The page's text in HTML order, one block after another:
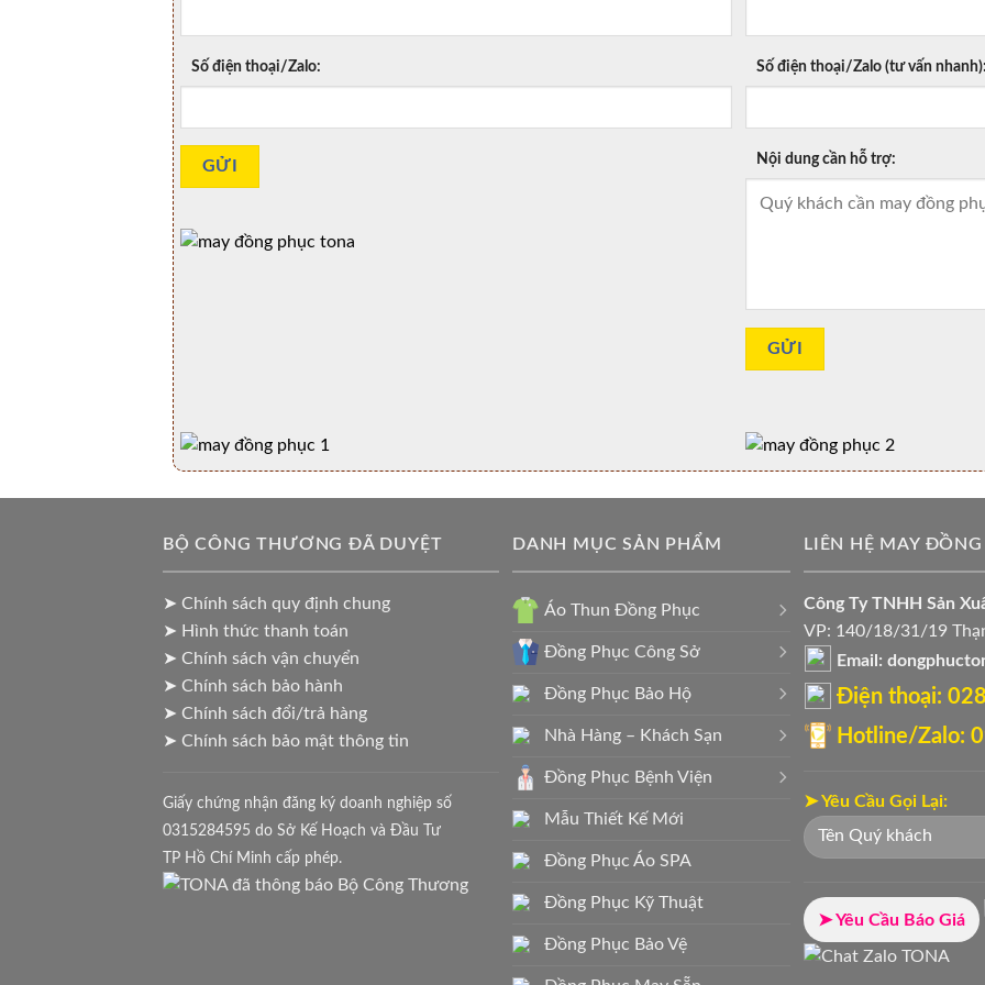
Số điện thoại/Zalo: Số điện thoại/Zalo (tư vấn
Nội dung cần hỗ trợ:
BỘ CÔNG THƯƠNG ĐÃ DUYỆT
➤ Chính sách quy định chung
➤ Hình thức thanh toán
➤ Chính sách vận chuyển
➤ Chính sách bảo hành
➤ Chính sách đổi/trả hàng
➤ Chính sách bảo mật thông tin
Giấy chứng nhận đăng ký doanh nghiệp số
0315284595 do Sở Kế Hoạch và Đầu Tư
TP Hồ Chí Minh cấp phép.
DANH MỤC SẢN PHẨM
Áo Thun Đồng Phục
Đồng Phục Công Sở
Đồng Phục Bảo Hộ
Nhà Hàng – Khách Sạn
Đồng Phục Bệnh Viện
Mẫu Thiết Kế Mới
Đồng Phục Áo SPA
Đồng Phục Kỹ Thuật
Đồng Phục Bảo Vệ
LIÊN HỆ MAY
Công Ty TNHH Sản
VP: 140/18/31/19
Email:
Điện thoại:
Hotline/Zalo:
➤ Yêu Cầu Gọi Lại:
➤ Yêu Cầu Báo Giá